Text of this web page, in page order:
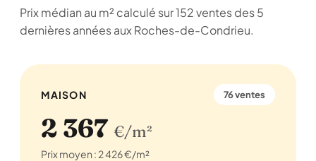
Prix médian au m² calculé sur 152 ventes des 5
dernières années aux Roches-de-Condrieu.
MAISON 76 ventes
2 367 €/m²
Prix moyen : 2 426 €/m²